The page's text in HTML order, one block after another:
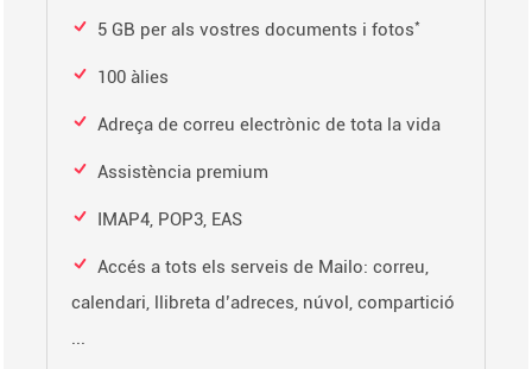
5 GB per als vostres documents i fotos*
100 àlies
Adreça de correu electrònic de tota la vida
Assistència premium
IMAP4, POP3, EAS
Accés a tots els serveis de Mailo: correu,
calendari, llibreta d’adreces, núvol, compartició
...